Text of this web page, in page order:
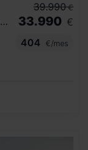
S LINE 35 TDI 110KW (150CV) S TRONIC
39.990 €
33.990 €
404
€/mes